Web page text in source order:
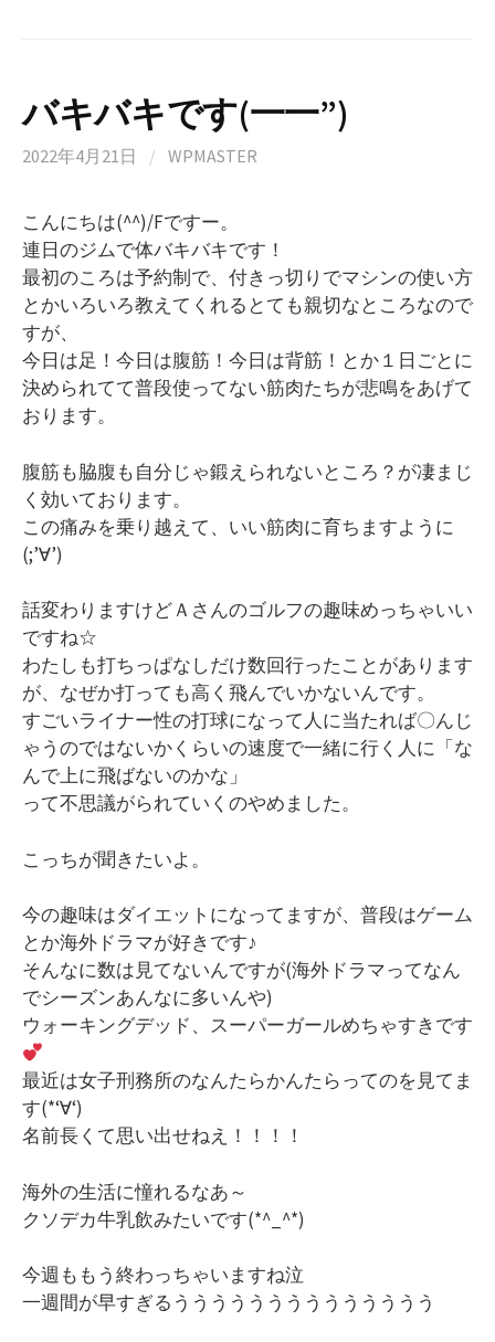
バキバキです(一一”)
2022年4月21日 / WPMASTER
こんにちは(^^)/Fですー。
連日のジムで体バキバキです！
最初のころは予約制で、付きっ切りでマシンの使い方
とかいろいろ教えてくれるとても親切なところなので
すが、
今日は足！今日は腹筋！今日は背筋！とか１日ごとに
決められてて普段使ってない筋肉たちが悲鳴をあげて
おります。
腹筋も脇腹も自分じゃ鍛えられないところ？が凄まじ
く効いております。
この痛みを乗り越えて、いい筋肉に育ちますように
(;’∀’)
話変わりますけどＡさんのゴルフの趣味めっちゃいい
ですね☆
わたしも打ちっぱなしだけ数回行ったことがあります
が、なぜか打っても高く飛んでいかないんです。
すごいライナー性の打球になって人に当たれば〇んじ
ゃうのではないかくらいの速度で一緒に行く人に「な
んで上に飛ばないのかな」
って不思議がられていくのやめました。
こっちが聞きたいよ。
今の趣味はダイエットになってますが、普段はゲーム
とか海外ドラマが好きです♪
そんなに数は見てないんですが(海外ドラマってなん
でシーズンあんなに多いんや)
ウォーキングデッド、スーパーガールめちゃすきです
最近は女子刑務所のなんたらかんたらってのを見てま
す(*‘∀‘)
名前長くて思い出せねえ！！！！
海外の生活に憧れるなあ～
クソデカ牛乳飲みたいです(*^_^*)
今週ももう終わっちゃいますね泣
一週間が早すぎるうううううううううううううう